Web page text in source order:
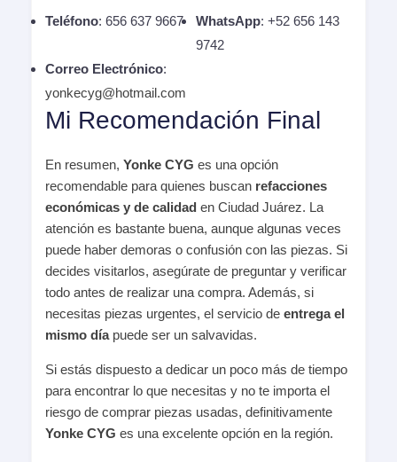
Teléfono: 656 637 9667 WhatsApp: +52 656 143
9742
Correo Electrónico:
yonkecyg@hotmail.com
Mi Recomendación Final
En resumen, Yonke CYG es una opción
recomendable para quienes buscan refacciones
económicas y de calidad en Ciudad Juárez. La
atención es bastante buena, aunque algunas veces
puede haber demoras o confusión con las piezas. Si
decides visitarlos, asegúrate de preguntar y verificar
todo antes de realizar una compra. Además, si
necesitas piezas urgentes, el servicio de entrega el
mismo díapuede ser un salvavidas.
Si estás dispuesto a dedicar un poco más de tiempo
para encontrar lo que necesitas y no te importa el
riesgo de comprar piezas usadas, definitivamente
Yonke CYG es una excelente opción en la región.